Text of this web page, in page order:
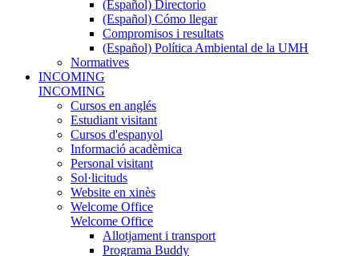
(Español) Directorio
(Español) Cómo llegar
Compromisos i resultats
(Español) Política Ambiental de la UMH
Normatives
INCOMING
INCOMING
Cursos en anglés
Estudiant visitant
Cursos d'espanyol
Informació acadèmica
Personal visitant
Sol·licituds
Website en xinès
Welcome Office
Welcome Office
Allotjament i transport
Programa Buddy